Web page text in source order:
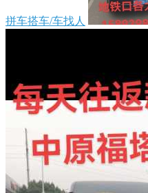
拼车搭车/车找人